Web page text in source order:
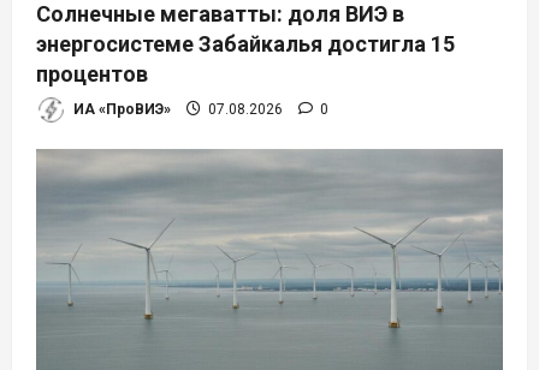
Солнечные мегаватты: доля ВИЭ в
энергосистеме Забайкалья достигла 15
процентов
ИА «ПроВИЭ» 07.08.2026 0